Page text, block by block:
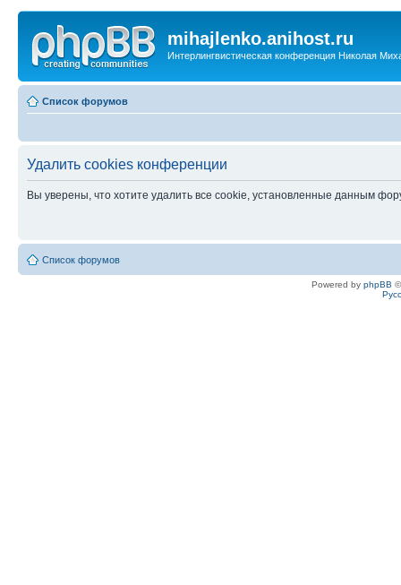
mihajlenko.anihost.ru
Интерлингвистическая конференция Николая
Список форумов
Удалить cookies конференции
Вы уверены, что хотите удалить все cookie, установленные данным
Список форумов
Powered by phpBB